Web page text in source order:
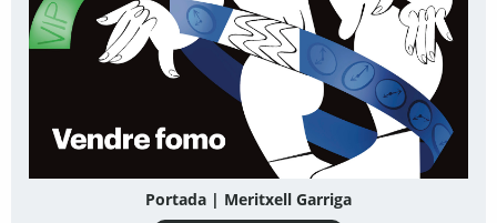
Portada | Meritxell Garriga